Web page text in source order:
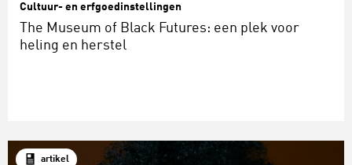
Cultuur- en erfgoedinstellingen
The Museum of Black Futures: een plek voor
heling en herstel
artikel